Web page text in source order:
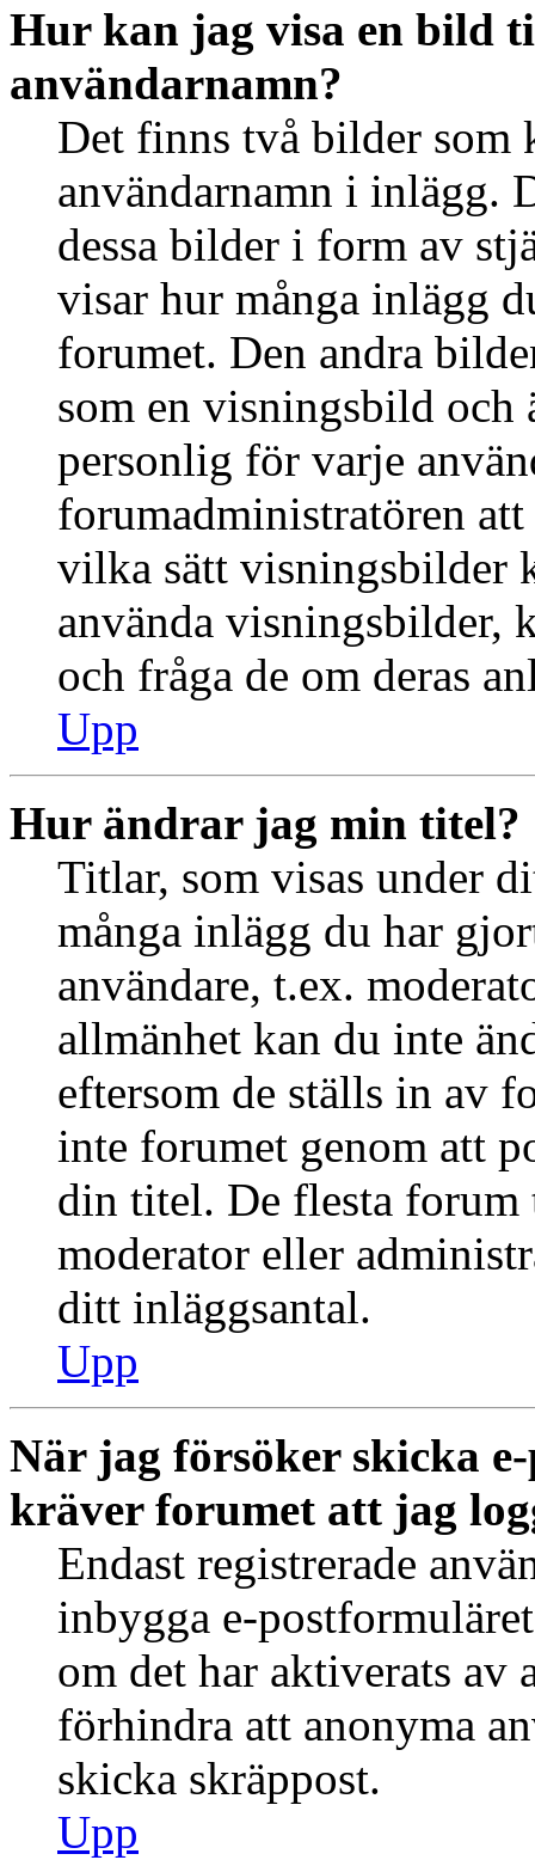
Hur kan jag visa en bild
användarnamn?
Det finns två bilder som
användarnamn i inlägg.
dessa bilder i form av
visar hur många inlägg
forumet. Den andra
som en visningsbild
personlig för varje
forumadministratören
vilka sätt visningsbilder
använda visningsbilder,
och fråga de om deras
Upp
Hur ändrar jag min titel?
Titlar, som visas under
många inlägg du har
användare, t.ex.
allmänhet kan du inte
eftersom de ställs in av
inte forumet genom att
din titel. De flesta forum
moderator eller
ditt inläggsantal.
Upp
När jag försöker skicka
kräver forumet att jag
Endast registrerade
inbygga e-
om det har aktiverats av
förhindra att anonyma
skicka skräppost.
Upp